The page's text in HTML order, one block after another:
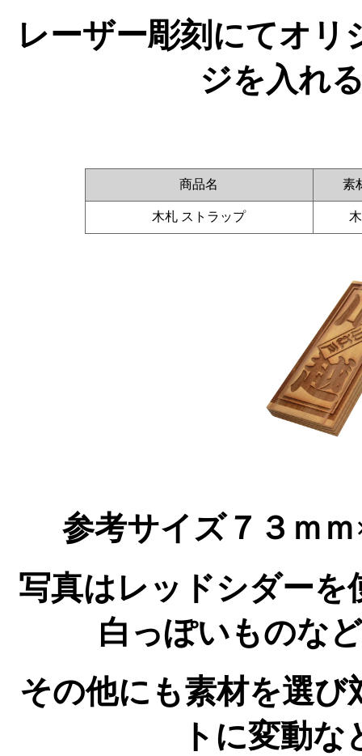
レーザー彫刻にてオ
ジを入れ
商品名 素
木札 ストラップ 木
参考サイズ７３ｍ
写真はレッドシダー
白っぽいものな
その他にも素材を選
トに変動